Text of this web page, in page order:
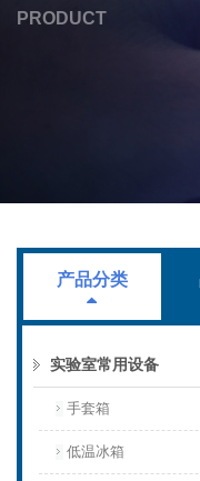
PRODUCT
产品分类
实验室常用设备
手套箱
低温冰箱